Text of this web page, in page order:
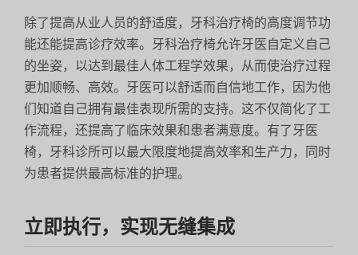
除了提高从业人员的舒适度，牙科治疗椅的高度调节功
能还能提高诊疗效率。牙科治疗椅允许牙医自定义自己
的坐姿，以达到最佳人体工程学效果，从而使治疗过程
更加顺畅、高效。牙医可以舒适而自信地工作，因为他
们知道自己拥有最佳表现所需的支持。这不仅简化了工
作流程，还提高了临床效果和患者满意度。有了牙医
椅，牙科诊所可以最大限度地提高效率和生产力，同时
为患者提供最高标准的护理。
立即执行，实现无缝集成